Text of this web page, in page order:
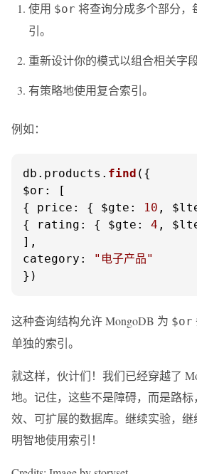
使用 $or 将查询分成多个部分，
引。
重新设计你的模式以组合相关字段
有策略地使用复合索引。
例如：
db. products . find
$or : [
{ price : { $gte : 10 ,
{
rating : { $gte : 4 ,
category :
"电子产品"
})
这种查询结构允许 MongoDB 为 $or
单独的索引。
就这样，伙计们！我们已经穿越了
地。记住，这些不是障碍，而是路
效、可扩展的数据库。继续实验，继
明智地使用索引！